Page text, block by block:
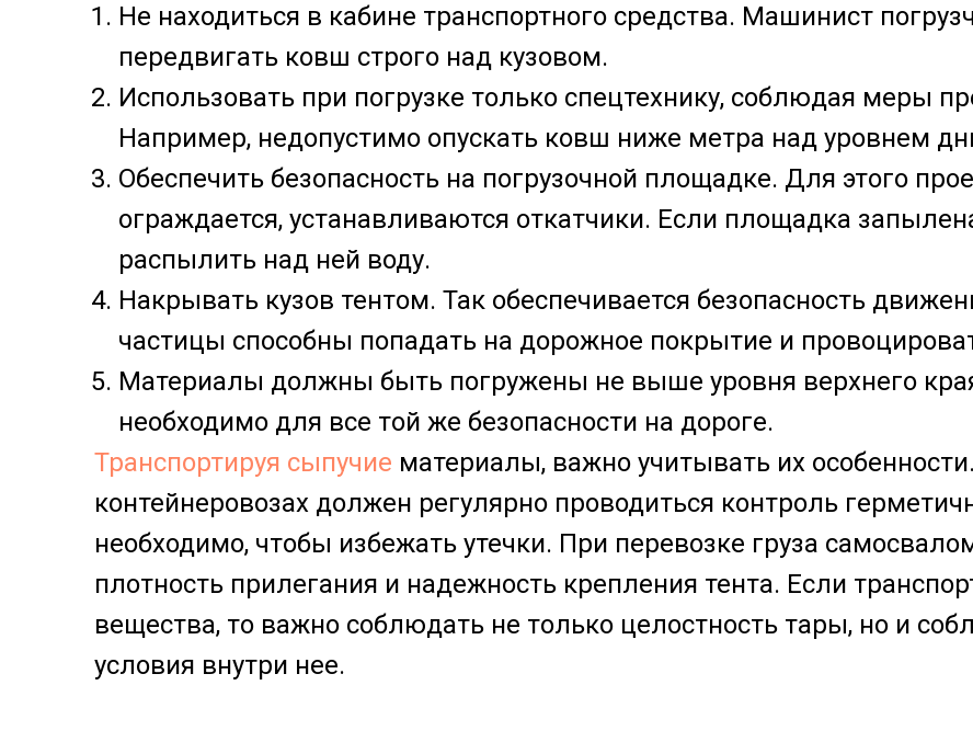
Не находиться в кабине транспортного средства. Машинист
передвигать ковш строго над кузовом.
Использовать при погрузке только спецтехнику, соблюдая меры
Например, недопустимо опускать ковш ниже метра над уровнем
Обеспечить безопасность на погрузочной площадке. Для этого
ограждается, устанавливаются откатчики. Если площадка
распылить над ней воду.
Накрывать кузов тентом. Так обеспечивается безопасность
частицы способны попадать на дорожное покрытие и
Материалы должны быть погружены не выше уровня верхнего
необходимо для все той же безопасности на дороге.
Транспортируя сыпучие материалы, важно учитывать их
контейнеровозах должен регулярно проводиться контроль
необходимо, чтобы избежать утечки. При перевозке груза
плотность прилегания и надежность крепления тента. Если
вещества, то важно соблюдать не только целостность тары, но и
условия внутри нее.